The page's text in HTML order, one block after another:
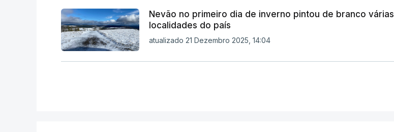
Nevão no primeiro dia de inverno pintou de branco várias
localidades do país
atualizado 21 Dezembro 2025, 14:04